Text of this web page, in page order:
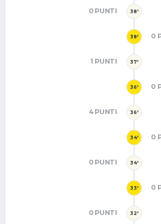
38'
0 PUNTI
38' 0
37'
1 PUNTI
36' 0
36'
4 PUNTI
34' 0
34'
0 PUNTI
33' 0
32'
0 PUNTI